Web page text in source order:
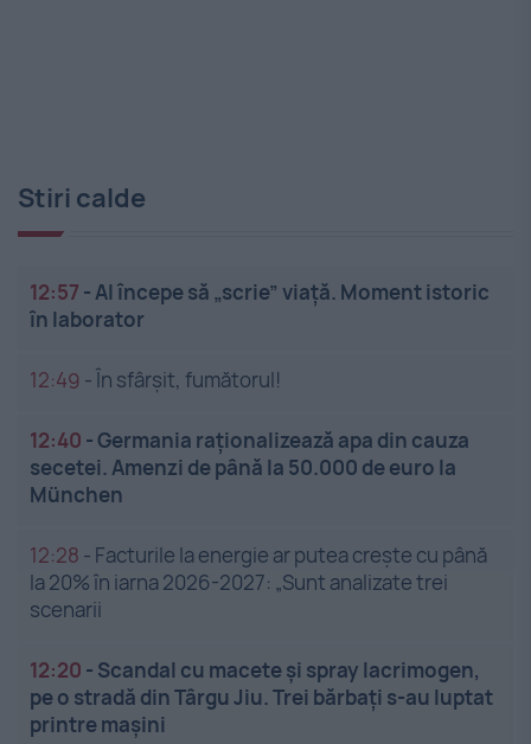
Stiri calde
12:57 - AI începe să „scrie” viață. Moment istoric
în laborator
12:49 -În sfârșit, fumătorul!
12:40 -Germania raționalizează apa din cauza
secetei. Amenzi de până la 50.000 de euro la
München
12:28 - Facturile la energie ar putea crește cu până
la 20% în iarna 2026-2027: „Sunt analizate trei
scenarii
12:20 - Scandal cu macete și spray lacrimogen,
pe o stradă din Târgu Jiu. Trei bărbați s-au luptat
printre mașini